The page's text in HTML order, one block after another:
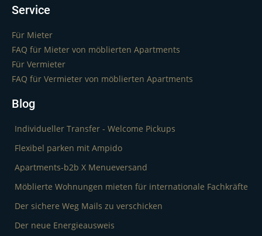
Service
Für Mieter
FAQ für Mieter von möblierten Apartments
Für Vermieter
FAQ für Vermieter von möblierten Apartments
Blog
Individueller Transfer - Welcome Pickups
Flexibel parken mit Ampido
Apartments-b2b X Menueversand
Möblierte Wohnungen mieten für internationale Fachkräfte
Der sichere Weg Mails zu verschicken
Der neue Energieausweis